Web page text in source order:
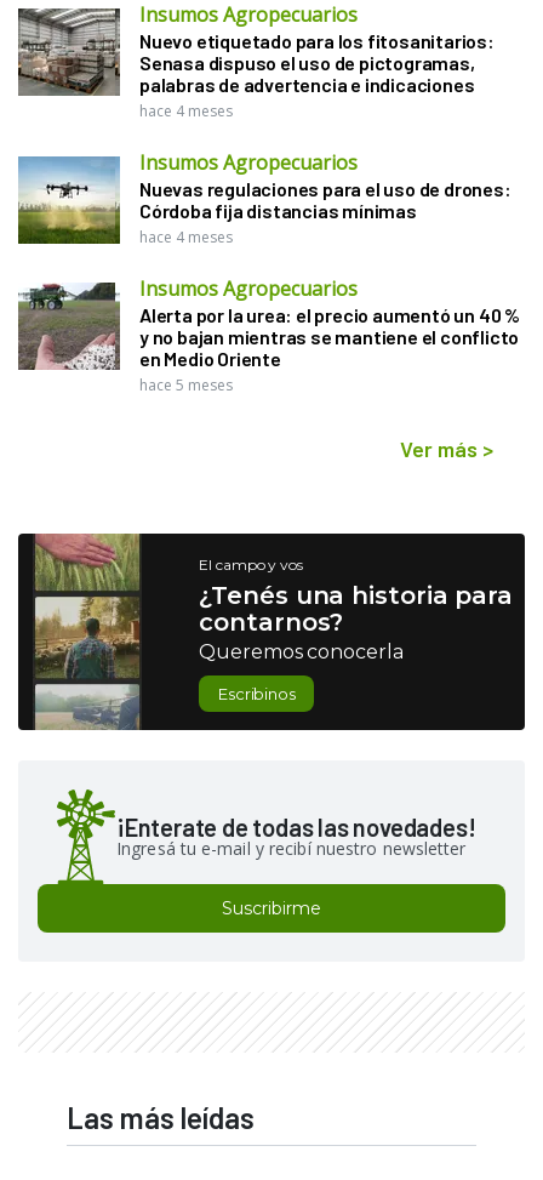
Insumos Agropecuarios
Nuevo etiquetado para los fitosanitarios:
Senasa dispuso el uso de pictogramas,
palabras de advertencia e indicaciones
hace 4 meses
Insumos Agropecuarios
Nuevas regulaciones para el uso de drones:
Córdoba fija distancias mínimas
hace 4 meses
Insumos Agropecuarios
Alerta por la urea: el precio aumentó un 40 %
y no bajan mientras se mantiene el conflicto
en Medio Oriente
hace 5 meses
Ver más >
El campo y vos
¿Tenés una historia para
contarnos?
Queremos conocerla
Escribinos
¡Enterate de todas las novedades!
Ingresá tu e-mail y recibí nuestro newsletter
Suscribirme
Las más leídas